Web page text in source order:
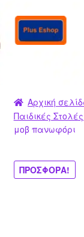
Απευθείας
μετάβαση
Μετάβαση
σε
Αρχική
Παιδικές
μοβ πανωφόρι
ΠΡΟΣΦΟΡΆ!